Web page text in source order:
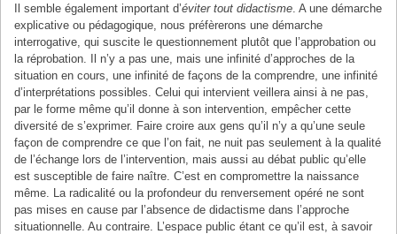
Il semble également important d’éviter tout didactisme . A une démarche
explicative ou pédagogique, nous préfèrerons une démarche
interrogative, qui suscite le questionnement plutôt que l’approbation ou
la réprobation. Il n’y a pas une, mais une infinité d’approches de la
situation en cours, une infinité de façons de la comprendre, une infinité
d’interprétations possibles. Celui qui intervient veillera ainsi à ne pas,
par le forme même qu’il donne à son intervention, empêcher cette
diversité de s’exprimer. Faire croire aux gens qu’il n’y a qu’une seule
façon de comprendre ce que l’on fait, ne nuit pas seulement à la qualité
de l’échange lors de l’intervention, mais aussi au débat public qu’elle
est susceptible de faire naître. C’est en compromettre la naissance
même. La radicalité ou la profondeur du renversement opéré ne sont
pas mises en cause par l’absence de didactisme dans l’approche
situationnelle. Au contraire. L’espace public étant ce qu’il est, à savoir